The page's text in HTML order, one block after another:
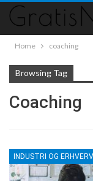
Home coaching
Browsing Tag
Coaching
INDUSTRI OG ERHVERV